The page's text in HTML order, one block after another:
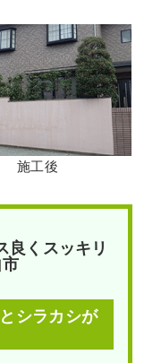
施工後
良くスッキリ
シラカシが